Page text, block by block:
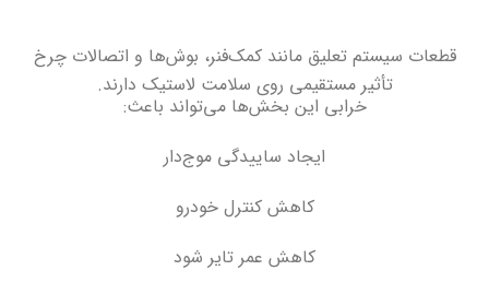
قطعات سیستم تعلیق مانند کمک‌فنر، بوش‌ها و اتصالات چرخ
تأثیر مستقیمی روی سلامت لاستیک دارند.
خرابی این بخش‌ها می‌تواند باعث:
ایجاد ساییدگی موج‌دار
کاهش کنترل خودرو
کاهش عمر تایر شود